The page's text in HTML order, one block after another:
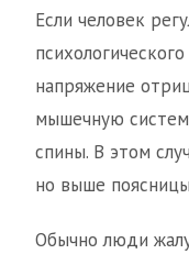
Если человек
напряжение
мышечную
спины. В этом
но выше
Обычно люди